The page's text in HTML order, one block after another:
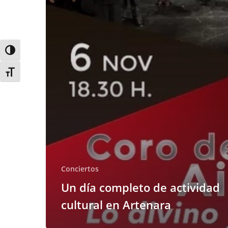
Alternar alto contraste
Alternar tamaño de letra
en
Conciertos
Un día completo de actividad
cultural en Artenara